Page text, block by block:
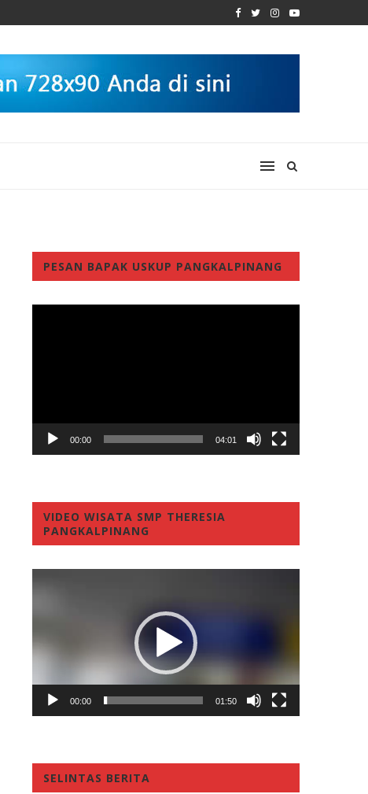
PESAN BAPAK USKUP PANGKALPINANG
00:00 04:01
VIDEO WISATA SMP THERESIA
PANGKALPINANG
00:00 01:50
SELINTAS BERITA